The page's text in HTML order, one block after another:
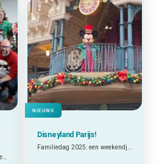
Vrijdag hing er kerstsfeer in de lucht op kantoor
NIEUWS
Disneyland Parijs!
Familiedag 2025: een weekendje Disneyland Parijs